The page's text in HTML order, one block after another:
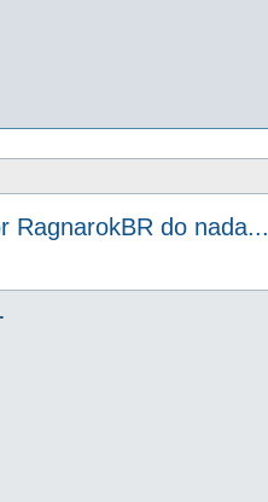
RagnarokBR do nada...